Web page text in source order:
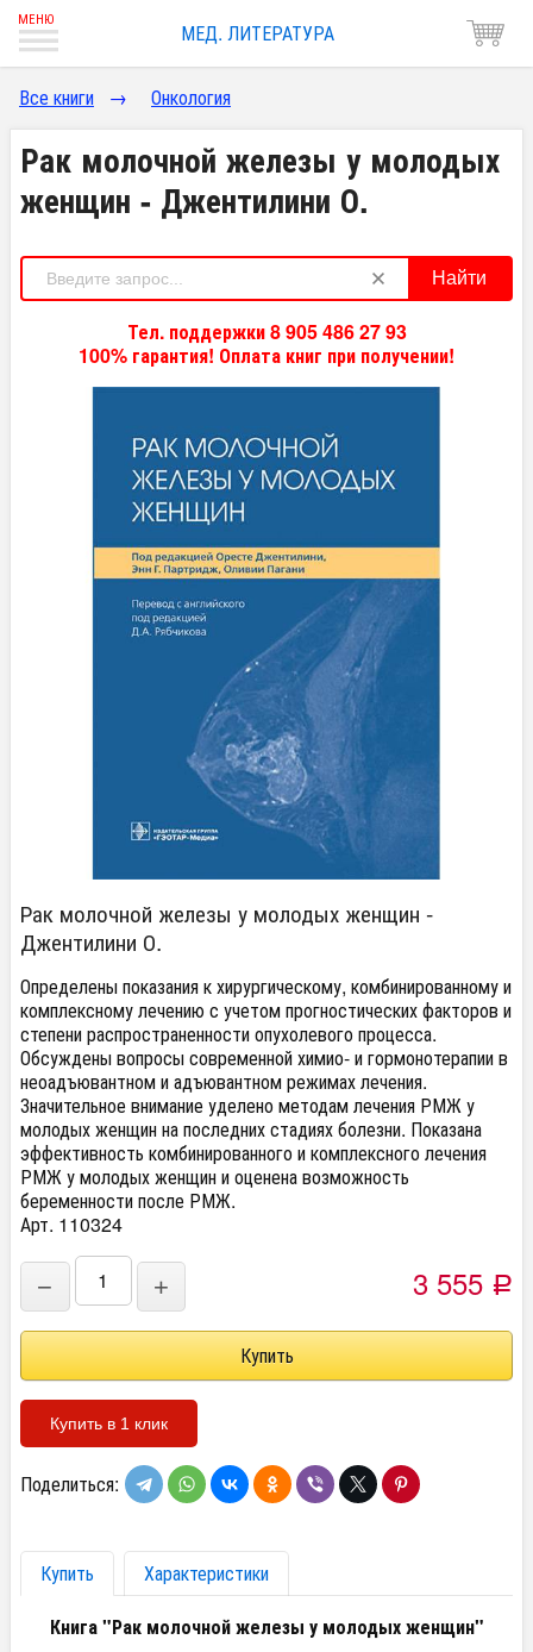
МЕД. ЛИТЕРАТУРА
Все книги → Онкология
Рак молочной железы у молодых
женщин - Джентилини О.
Найти
Тел. поддержки 8 905 486 27 93
100% гарантия! Оплата книг при получении!
Рак молочной железы у молодых женщин -
Джентилини О.
Определены показания к хирургическому, комбинированному и
комплексному лечению с учетом прогностических факторов и
степени распространенности опухолевого процесса.
Обсуждены вопросы современной химио- и гормонотерапии в
неоадъювантном и адъювантном режимах лечения.
Значительное внимание уделено методам лечения РМЖ у
молодых женщин на последних стадиях болезни. Показана
эффективность комбинированного и комплексного лечения
РМЖ у молодых женщин и оценена возможность
беременности после РМЖ.
Арт. 110324
− + 3 555 Р
Купить в 1 клик
Поделиться:
Купить
Характеристики
Книга "Рак молочной железы у молодых женщин"